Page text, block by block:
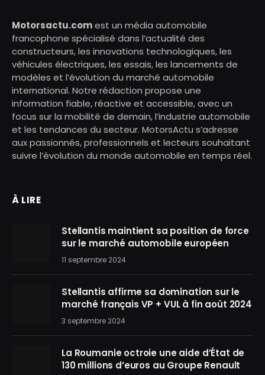
Motorsactu.comest un média automobile
francophone spécialisé dans l’actualité des
constructeurs, les innovations technologiques, les
véhicules électriques, les essais, les lancements de
modèles et l’évolution du marché automobile
international. Notre rédaction propose une
information fiable, réactive et accessible, avec un
focus sur la mobilité de demain, l’industrie automobile
et les tendances du secteur. MotorsActu s’adresse
aux passionnés, professionnels et lecteurs souhaitant
suivre l’évolution du monde automobile en temps réel.
À LIRE
Stellantis maintient sa position de force
sur le marché automobile européen
11 septembre 2024
Stellantis affirme sa domination sur le
marché français VP + VUL à fin août 2024
3 septembre 2024
La Roumanie octroie une aide d’État de
130 millions d’euros au Groupe Renault